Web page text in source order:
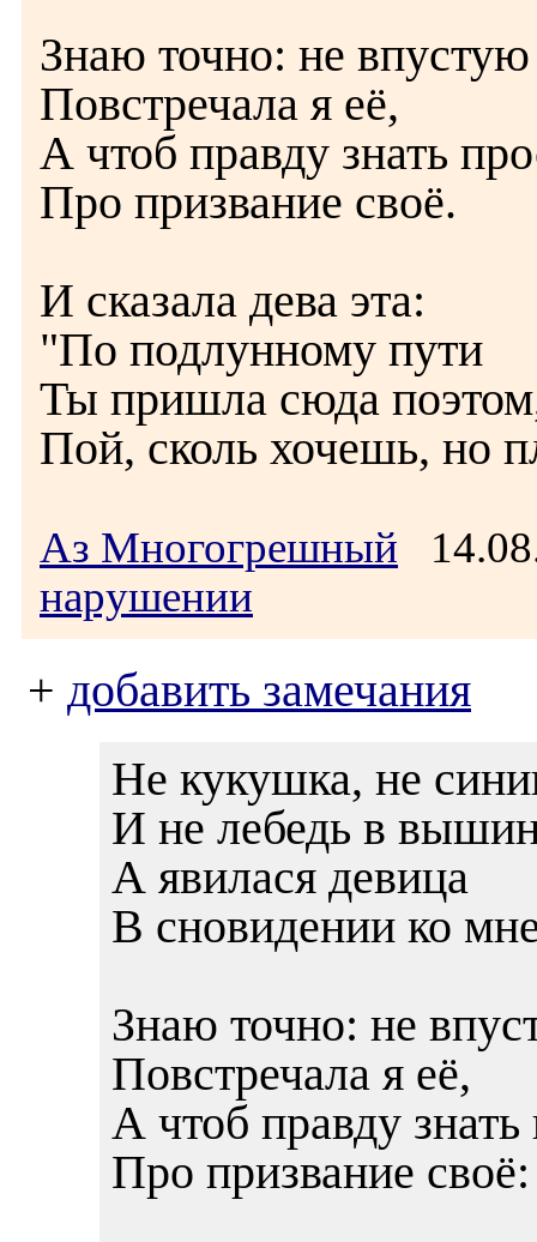
Знаю точно: не впустую
Повстречала я её,
А чтоб правду знать
Про призвание своё.
И сказала дева эта:
"По подлунному пути
Ты пришла сюда
Пой, сколь хочешь, но
Аз Многогрешный
нарушении
+ добавить замечания
Не кукушка, не
И не лебедь в
А явилася девица
В сновидении ко
Знаю точно: не
Повстречала я её,
А чтоб правду
Про призвание своё: